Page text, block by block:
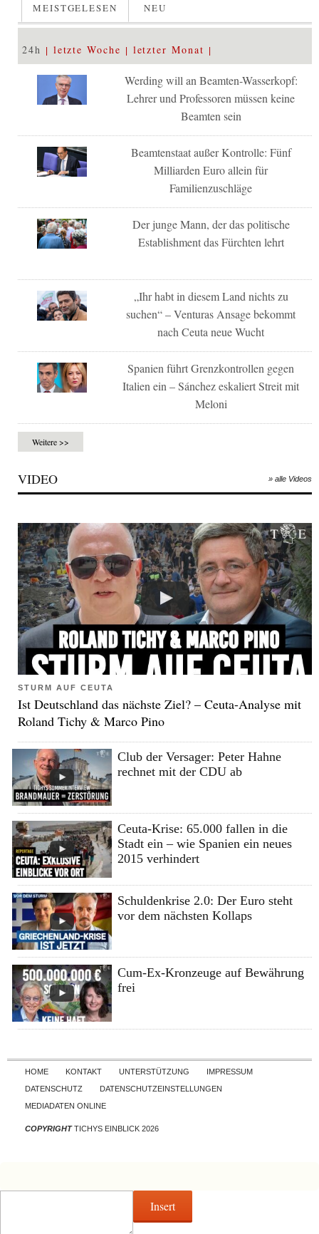
MEISTGELESEN NEU
24h letzte Woche letzter Monat
Werding will an Beamten-Wasserkopf:
Lehrer und Professoren müssen keine
Beamten sein
Beamtenstaat außer Kontrolle: Fünf
Milliarden Euro allein für
Familienzuschläge
Der junge Mann, der das politische
Establishment das Fürchten lehrt
„Ihr habt in diesem Land nichts zu
suchen“ – Venturas Ansage bekommt
nach Ceuta neue Wucht
Spanien führt Grenzkontrollen gegen
Italien ein – Sánchez eskaliert Streit mit
Meloni
Weitere >>
VIDEO » alle Videos
STURM AUF CEUTA
Ist Deutschland das nächste Ziel? – Ceuta-Analyse mit
Roland Tichy & Marco Pino
Club der Versager: Peter Hahne
rechnet mit der CDU ab
Ceuta-Krise: 65.000 fallen in die
Stadt ein – wie Spanien ein neues
2015 verhindert
Schuldenkrise 2.0: Der Euro steht
vor dem nächsten Kollaps
Cum-Ex-Kronzeuge auf Bewährung
frei
Skip to content
HOME KONTAKT UNTERSTÜTZUNG
IMPRESSUM
DATENSCHUTZ
DATENSCHUTZEINSTELLUNGEN
MEDIADATEN ONLINE
COPYRIGHTTICHYS EINBLICK 2026
Insert